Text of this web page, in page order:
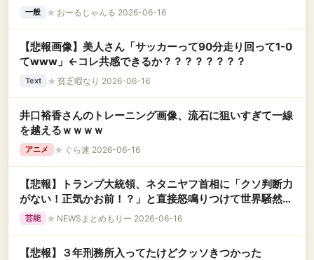
フォーマンスだった」
一般 ★ おーるじゃんる 2026-06-16
【悲報画像】美人さん「サッカーって90分走り回って1-0
てwww」←コレ共感できるか？？？？？？？？
Text ★ 貧乏暇なり 2026-06-16
井口裕香さんのトレーニング画像、流石に狙いすぎて一線
を越えるｗｗｗｗ
アニメ ★ ぐら速 2026-06-16
【悲報】トランプ大統領、ネタニヤフ首相に「クソ判断力
がない！正気かお前！？」と直接怒鳴りつけて世界騒然ｗ
ｗｗｗ
芸能 ★ NEWSまとめもりー 2026-06-16
【悲報】３年刑務所入ってたけどクッソきつかった